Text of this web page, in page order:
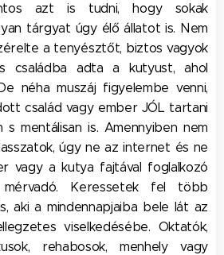
azt is tudni, hogy sokak
tárgyat úgy élő állatot is. Nem
a tenyésztőt, biztos vagyok
családba adta a kutyust, ahol
néha muszáj figyelembe venni,
család vagy ember JÓL tartani
s mentálisan is. Amennyiben nem
úgy ne az internet és ne
vagy a kutya fajtával foglalkozó
Keressetek fel több
aki a mindennapjaiba bele lát az
viselkedésébe. Oktatók,
rehabosok, menhely vagy